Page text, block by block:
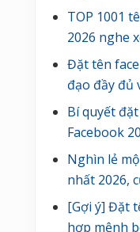
TOP 1001
2026 nghe
Đặt tên
đạo đầy đủ
Bí quyết
Facebook
Nghìn lẻ
nhất 2026,
[Gợi ý] Đặt
hợp mệnh